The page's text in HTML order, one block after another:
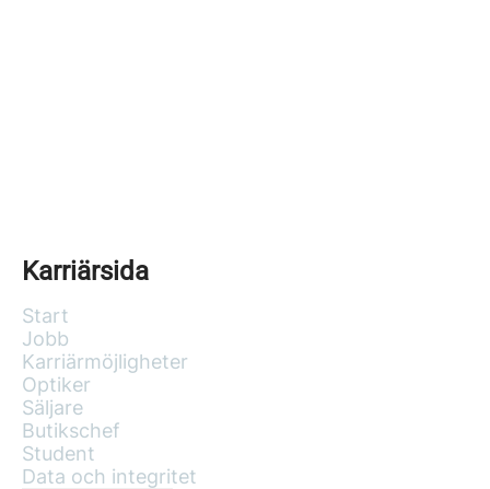
Karriärsida
Start
Jobb
Karriärmöjligheter
Optiker
Säljare
Butikschef
Student
Data och integritet